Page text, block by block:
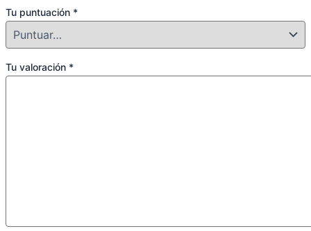
Tu puntuación *
Tu valoración *